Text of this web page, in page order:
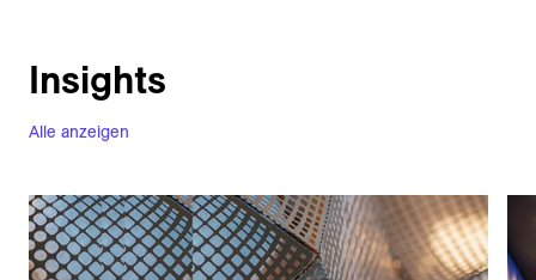
Alle anzeigen
Insights